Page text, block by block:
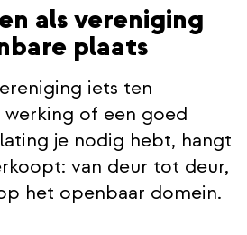
als vereniging
plaats
iets ten
of een goed
je nodig hebt, hangt
van deur tot deur,
het openbaar domein.